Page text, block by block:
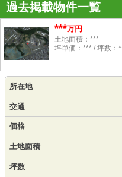
過去掲載物件一覧
***万円
土地面積：***
坪単価：*** / 坪数：
所在地
交通
価格
土地面積
坪数